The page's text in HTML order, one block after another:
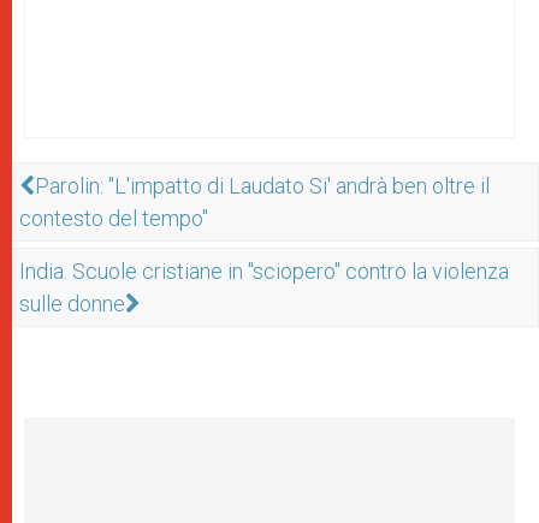
Parolin: "L'impatto di Laudato Si' andrà ben oltre il
contesto del tempo"
India. Scuole cristiane in "sciopero" contro la violenza
sulle donne